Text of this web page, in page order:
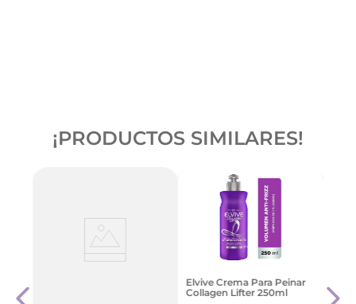
¡PRODUCTOS SIMILARES!
Elvive Crema Para Peinar
Collagen Lifter 250ml